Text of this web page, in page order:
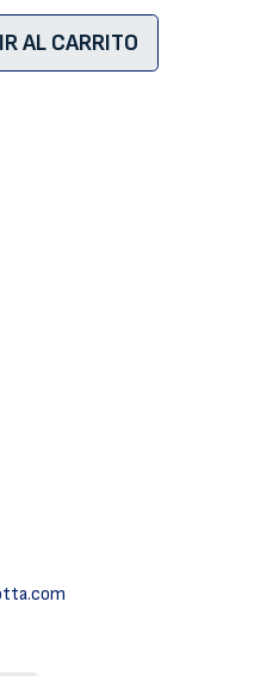
AL CARRITO